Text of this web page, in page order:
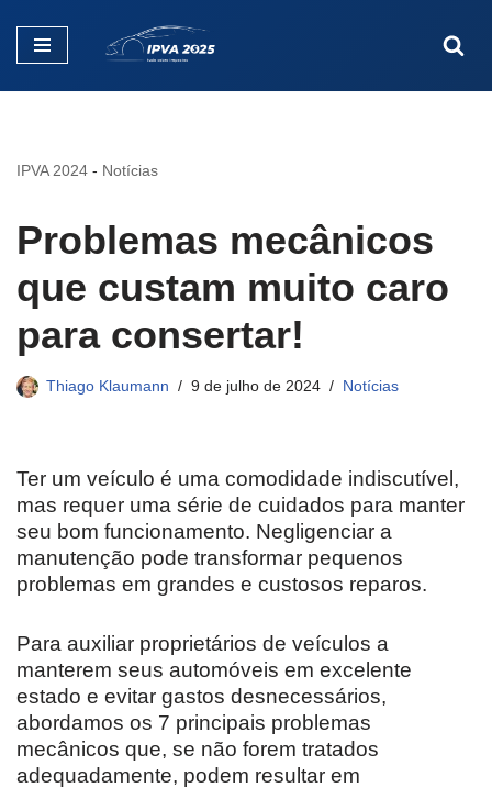
Pular
IPVA 2024 - Notícias
Problemas mecânicos
que custam muito caro
para consertar!
Thiago Klaumann 9 de julho de 2024 Notícias
Ter um veículo é uma comodidade indiscutível,
mas requer uma série de cuidados para manter
seu bom funcionamento. Negligenciar a
manutenção pode transformar pequenos
problemas em grandes e custosos reparos.
Para auxiliar proprietários de veículos a
manterem seus automóveis em excelente
estado e evitar gastos desnecessários,
abordamos os 7 principais problemas
mecânicos que, se não forem tratados
adequadamente, podem resultar em